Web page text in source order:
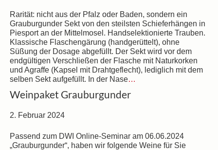
Rarität: nicht aus der Pfalz oder Baden, sondern ein
Grauburgunder Sekt von den steilsten Schieferhängen in
Piesport an der Mittelmosel. Handselektionierte Trauben.
Klassische Flaschengärung (handgerüttelt), ohne
Süßung der Dosage abgefüllt. Der Sekt wird vor dem
endgültigen Verschließen der Flasche mit Naturkorken
und Agraffe (Kapsel mit Drahtgeflecht), lediglich mit dem
selben Sekt aufgefüllt. In der Nase…
Weinpaket Grauburgunder
2. Februar 2024
Passend zum DWI Online-Seminar am 06.06.2024
„Grauburgunder“, haben wir folgende Weine für Sie